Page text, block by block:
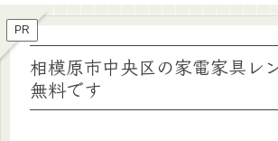
PR
相模原市中央区の家電家具レ
無料です